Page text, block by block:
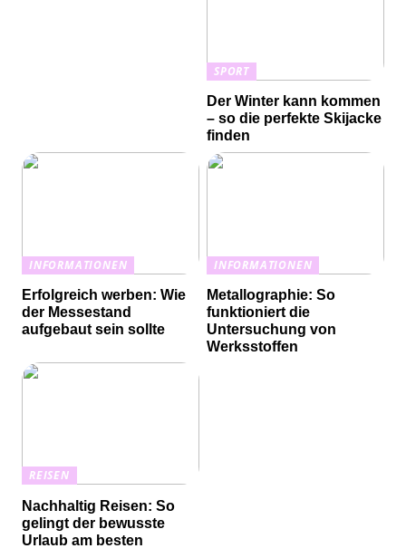
SPORT
Der Winter kann kommen
– so die perfekte Skijacke
finden
INFORMATIONEN
Erfolgreich werben: Wie
der Messestand
aufgebaut sein sollte
INFORMATIONEN
Metallographie: So
funktioniert die
Untersuchung von
Werksstoffen
REISEN
Nachhaltig Reisen: So
gelingt der bewusste
Urlaub am besten